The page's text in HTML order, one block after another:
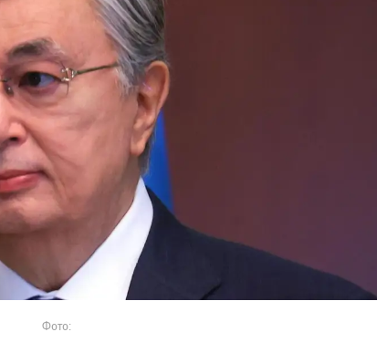
Фото: